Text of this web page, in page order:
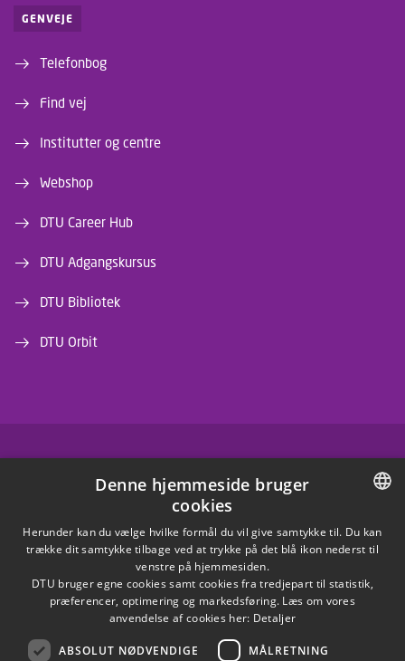
GENVEJE
Telefonbog
Find vej
Institutter og centre
Webshop
DTU Career Hub
DTU Adgangskursus
DTU Bibliotek
DTU Orbit
INSTAGRAM
LINKEDIN
X
YOUTUBE
DANISH
ENGLISH
Denne hjemmeside bruger
cookies
Herunder kan du vælge hvilke formål du vil give samtykke til. Du kan
trække dit samtykke tilbage ved at trykke på det blå ikon nederst til
venstre på hjemmesiden.
DTU bruger egne cookies samt cookies fra tredjepart til statistik,
præferencer, optimering og markedsføring. Læs om vores
anvendelse af cookies her: Detaljer
ABSOLUT NØDVENDIGE MÅLRETNING